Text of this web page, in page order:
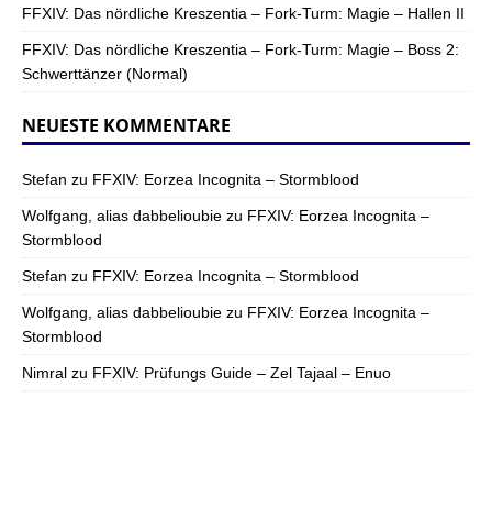
FFXIV: Das nördliche Kreszentia – Fork-Turm: Magie – Hallen II
FFXIV: Das nördliche Kreszentia – Fork-Turm: Magie – Boss 2:
Schwerttänzer (Normal)
NEUESTE KOMMENTARE
Stefan zu FFXIV: Eorzea Incognita – Stormblood
Wolfgang, alias dabbelioubie zu FFXIV: Eorzea Incognita –
Stormblood
Stefan zu FFXIV: Eorzea Incognita – Stormblood
Wolfgang, alias dabbelioubie zu FFXIV: Eorzea Incognita –
Stormblood
Nimral zu FFXIV: Prüfungs Guide – Zel Tajaal – Enuo